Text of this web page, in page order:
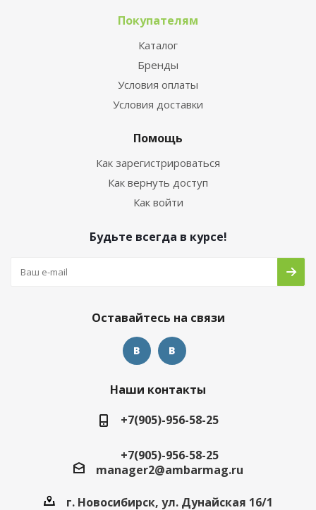
Покупателям
Каталог
Бренды
Условия оплаты
Условия доставки
Помощь
Как зарегистрироваться
Как вернуть доступ
Как войти
Будьте всегда в курсе!
Оставайтесь на связи
Наши контакты
+7(905)-956-58-25
+7(905)-956-58-25
manager2@ambarmag.ru
г. Новосибирск, ул. Дунайская 16/1